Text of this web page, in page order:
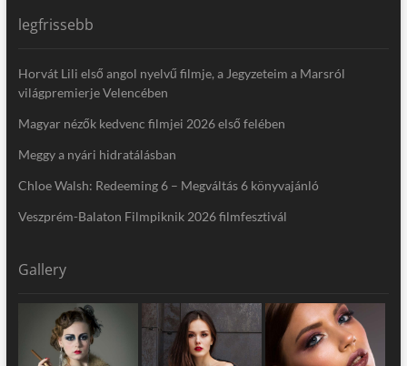
legfrissebb
Horvát Lili első angol nyelvű filmje, a Jegyzeteim a Marsról
világpremierje Velencében
Magyar nézők kedvenc filmjei 2026 első felében
Meggy a nyári hidratálásban
Chloe Walsh: Redeeming 6 – Megváltás 6 könyvajánló
Veszprém-Balaton Filmpiknik 2026 filmfesztivál
Gallery